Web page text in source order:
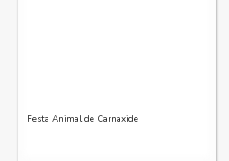
Festa Animal de Carnaxide